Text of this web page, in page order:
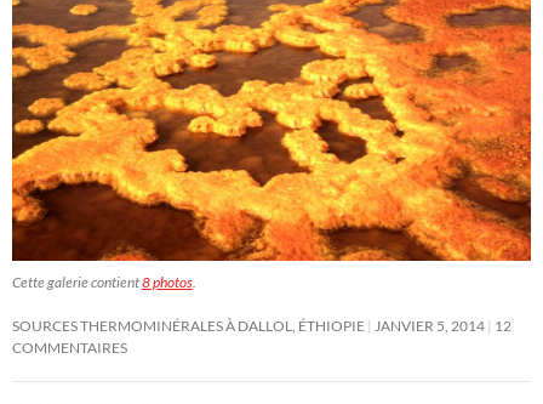
Cette galerie contient8 photos
SOURCES THERMOMINÉRALES À DALLOL, ÉTHIOPIE JANVIER 5, 2014 12
COMMENTAIRES